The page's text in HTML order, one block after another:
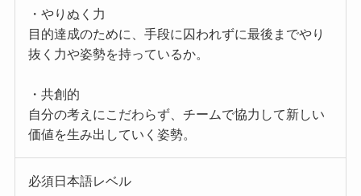
・やりぬく力
目的達成のために、手段に囚われずに最後までやり
抜く力や姿勢を持っているか。
・共創的
自分の考えにこだわらず、チームで協力して新しい
価値を生み出していく姿勢。
必須日本語レベル